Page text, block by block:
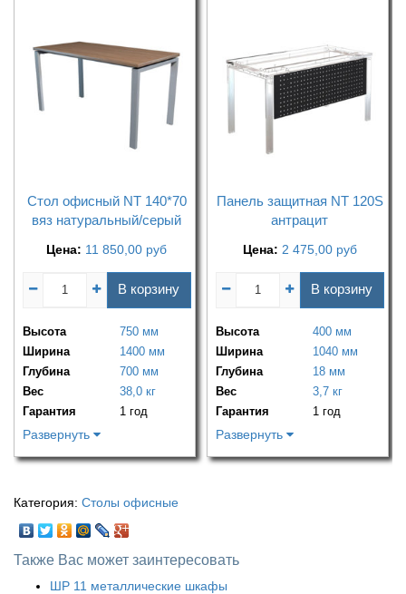
Стол офисный NT 140*70
вяз натуральный/серый
Цена: 11 850,00 руб
В корзину
Высота
750 мм
Ширина
1400 мм
Глубина
700 мм
Вес
38,0 кг
Гарантия
1 год
Развернуть
Панель защитная NT 120S
антрацит
Цена: 2 475,00 руб
В корзину
Высота
400 мм
Ширина
1040 мм
Глубина
18 мм
Вес
3,7 кг
Гарантия
1 год
Развернуть
Категория: Столы офисные
Также Вас может заинтересовать
ШР 11 металлические шкафы